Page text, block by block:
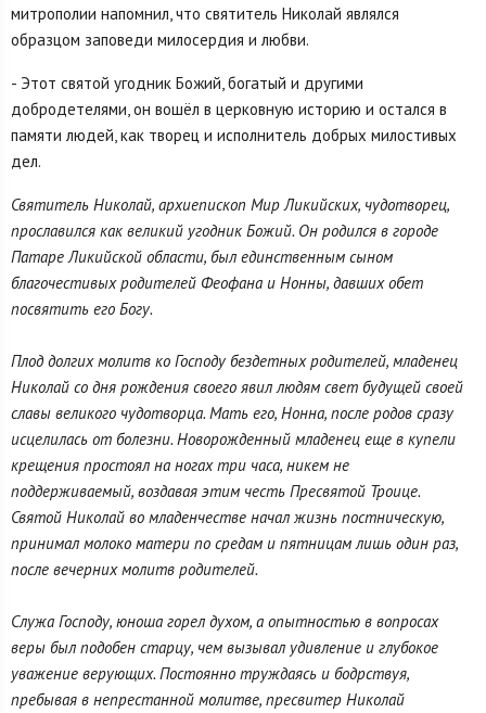
митрополии напомнил, что святитель Николай являлся
образцом заповеди милосердия и любви.
- Этот святой угодник Божий, богатый и другими
добродетелями, он вошёл в церковную историю и остался в
памяти людей, как творец и исполнитель добрых милостивых
дел.
Святитель Николай, архиепископ Мир Ликийских, чудотворец,
прославился как великий угодник Божий. Он родился в городе
Патаре Ликийской области, был единственным сыном
благочестивых родителей Феофана и Нонны, давших обет
посвятить его Богу.
Плод долгих молитв ко Господу бездетных родителей, младенец
Николай со дня рождения своего явил людям свет будущей своей
славы великого чудотворца. Мать его, Нонна, после родов сразу
исцелилась от болезни. Новорожденный младенец еще в купели
крещения простоял на ногах три часа, никем не
поддерживаемый, воздавая этим честь Пресвятой Троице.
Святой Николай во младенчестве начал жизнь постническую,
принимал молоко матери по средам и пятницам лишь один раз,
после вечерних молитв родителей.
Служа Господу, юноша горел духом, а опытностью в вопросах
веры был подобен старцу, чем вызывал удивление и глубокое
уважение верующих. Постоянно труждаясь и бодрствуя,
пребывая в непрестанной молитве, пресвитер Николай